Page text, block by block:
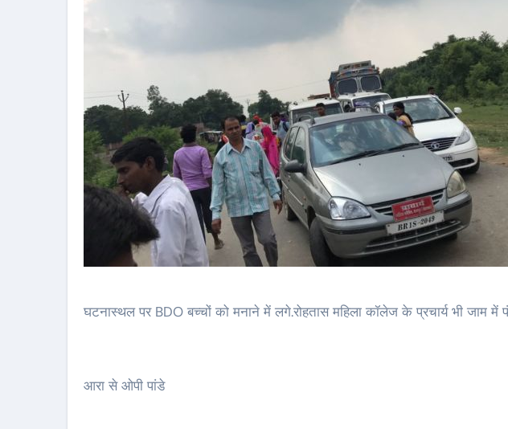
घटनास्थल पर BDO बच्चों को मनाने में लगे.रोहतास महिला कॉलेज के प्रचार्य भी जाम में
आरा से ओपी पांडे